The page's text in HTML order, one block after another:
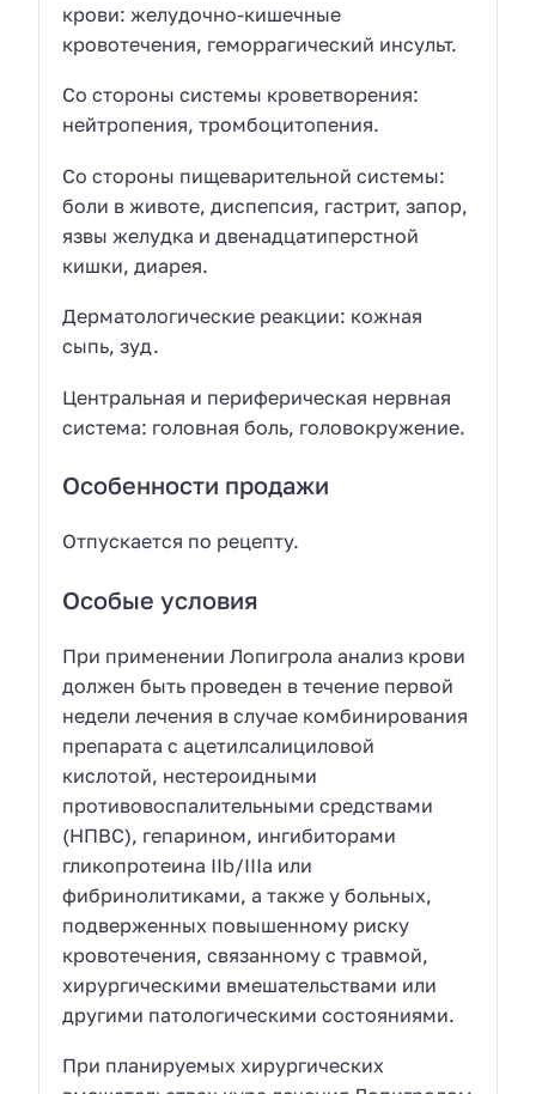
крови: желудочно-кишечные
кровотечения, геморрагический инсульт.
Со стороны системы кроветворения:
нейтропения, тромбоцитопения.
Со стороны пищеварительной системы:
боли в животе, диспепсия, гастрит, запор,
язвы желудка и двенадцатиперстной
кишки, диарея.
Дерматологические реакции: кожная
сыпь, зуд.
Центральная и периферическая нервная
система: головная боль, головокружение.
Особенности продажи
Отпускается по рецепту.
Особые условия
При применении Лопигрола анализ крови
должен быть проведен в течение первой
недели лечения в случае комбинирования
препарата с ацетилсалициловой
кислотой, нестероидными
противовоспалительными средствами
(НПВС), гепарином, ингибиторами
гликопротеина IIb/IIIа или
фибринолитиками, а также у больных,
подверженных повышенному риску
кровотечения, связанному с травмой,
хирургическими вмешательствами или
другими патологическими состояниями.
При планируемых хирургических